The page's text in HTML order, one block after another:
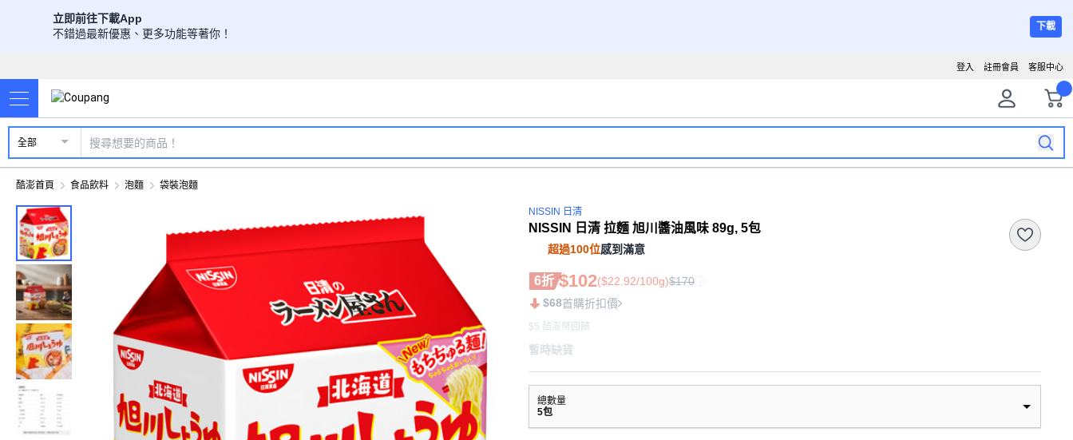
立即前往下載App
不錯過最新優惠、更多功能等著你！
下載
客服中心
註冊會員
登入
全部
酷澎首頁 食品飲料 泡麵 袋裝泡麵
NISSIN 日清
NISSIN 日清 拉麵 旭川醬油風味 89g, 5包
超過100位感到滿意
6折 $102($22.92/100g)$170
$68首購折扣價
$5 酷澎幣回饋
暫時缺貨
總數量
5包